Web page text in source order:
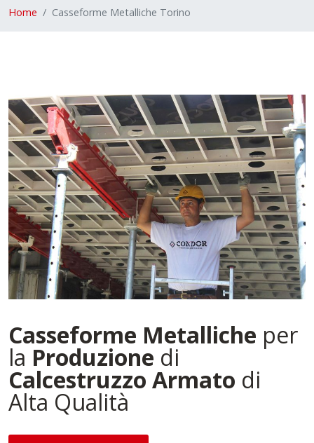
Home Casseforme Metalliche Torino
Casseforme Metalliche per
la Produzione di
Calcestruzzo Armato di
Alta Qualità